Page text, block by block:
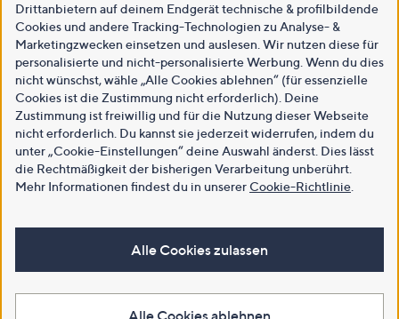
Drittanbietern auf deinem Endgerät technische & profilbildende
Cookies und andere Tracking-Technologien zu Analyse- &
Marketingzwecken einsetzen und auslesen. Wir nutzen diese für
personalisierte und nicht-personalisierte Werbung. Wenn du dies
nicht wünschst, wähle „Alle Cookies ablehnen“ (für essenzielle
Cookies ist die Zustimmung nicht erforderlich). Deine
Zustimmung ist freiwillig und für die Nutzung dieser Webseite
nicht erforderlich. Du kannst sie jederzeit widerrufen, indem du
unter „Cookie-Einstellungen“ deine Auswahl änderst. Dies lässt
die Rechtmäßigkeit der bisherigen Verarbeitung unberührt.
Mehr Informationen findest du in unsererCookie-Richtlinie
Alle Cookies zulassen
Alle Cookies ablehnen